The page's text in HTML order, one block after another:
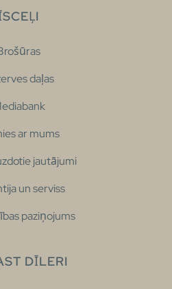
daļas
ar mums
jautājumi
un serviss
paziņojums
DĪLERI